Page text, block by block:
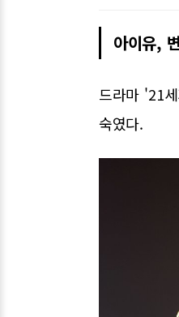
아이유,
드라마 '21
숙였다.